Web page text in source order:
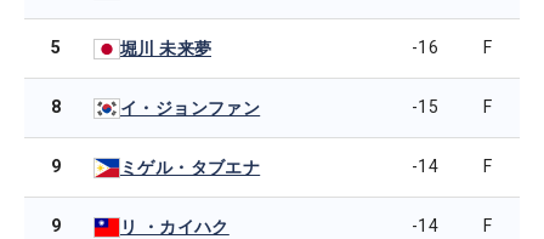
5 堀川 未来夢 -16 F
8 イ・ジョンファン -15 F
9 ミゲル・タブエナ -14 F
9 リ ・カイハク -14 F